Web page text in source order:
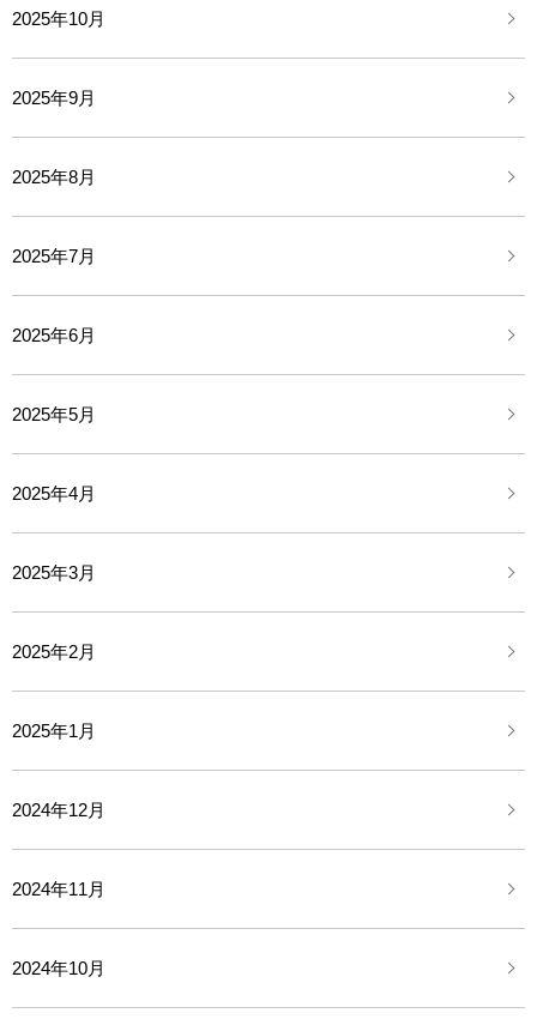
2025年10月
2025年9月
2025年8月
2025年7月
2025年6月
2025年5月
2025年4月
2025年3月
2025年2月
2025年1月
2024年12月
2024年11月
2024年10月